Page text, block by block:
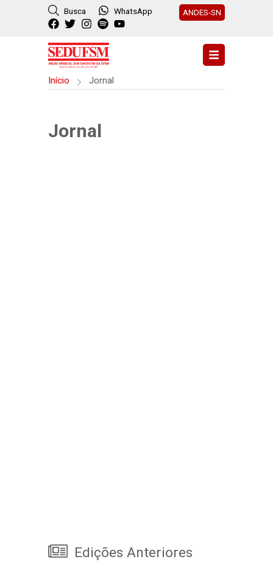
Busca WhatsApp ANDES-SN
Início Jornal
Jornal
Edições Anteriores